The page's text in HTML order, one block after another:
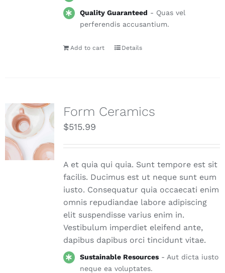
Quality Guaranteed - Quas vel
perferendis accusantium.
Add to cart Details
Form Ceramics
$515.99
A et quia qui quia. Sunt tempore est sit
facilis. Ducimus est ut neque sunt eum
iusto. Consequatur quia occaecati enim
omnis repudiandae labore adipiscing
elit suspendisse varius enim in.
Vestibulum imperdiet eleifend ante,
dapibus dapibus orci tincidunt vitae.
Sustainable Resources - Aut dicta iusto
neque ea voluptates.